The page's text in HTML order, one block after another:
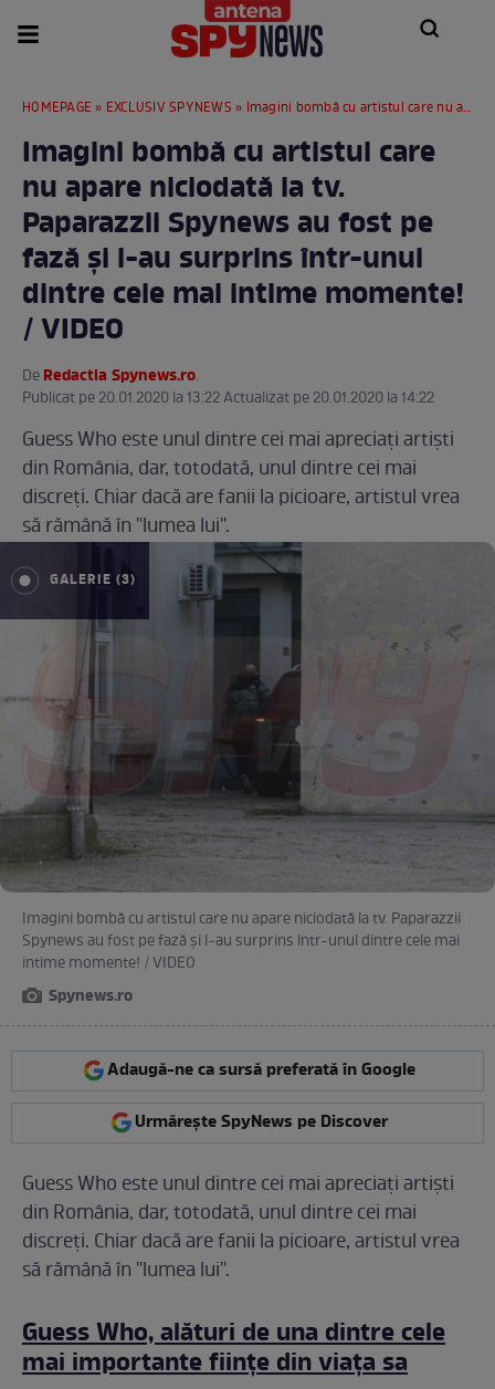
HOMEPAGE » EXCLUSIV SPYNEWS » Imagini bombă cu artistul care nu apare niciodată la tv. Paparazzii Spynews au fost pe fază şi l-au surprins într-unul dintre cele mai intime momente! / VIDEO
Imagini bombă cu artistul care
nu apare niciodată la tv.
Paparazzii Spynews au fost pe
fază şi l-au surprins într-unul
dintre cele mai intime momente!
/ VIDEO
DeRedactia Spynews.ro.
Publicat pe 20.01.2020 la 13:22 Actualizat pe 20.01.2020 la 14:22
Guess Who este unul dintre cei mai apreciaţi artişti
din România, dar, totodată, unul dintre cei mai
discreţi. Chiar dacă are fanii la picioare, artistul vrea
să rămână în ''lumea lui''.
GALERIE (3)
Imagini bombă cu artistul care nu apare niciodată la tv. Paparazzii
Spynews au fost pe fază şi l-au surprins într-unul dintre cele mai
intime momente! / VIDEO
Spynews.ro
Adaugă-ne ca sursă preferată în Google
Urmărește SpyNews pe Discover
Guess Who este unul dintre cei mai apreciaţi artişti
din România, dar, totodată, unul dintre cei mai
discreţi. Chiar dacă are fanii la picioare, artistul vrea
să rămână în ''lumea lui''.
Guess Who, alături de una dintre cele
mai importante fiinţe din viaţa sa